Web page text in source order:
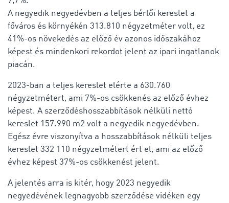
A negyedik negyedévben a teljes bérlői kereslet a
főváros és környékén 313.810 négyzetméter volt, ez
41%-os növekedés az előző év azonos időszakához
képest és mindenkori rekordot jelent az ipari ingatlanok
piacán.
2023-ban a teljes kereslet elérte a 630.760
négyzetmétert, ami 7%-os csökkenés az előző évhez
képest. A szerződéshosszabbítások nélküli nettó
kereslet 157.990 m2 volt a negyedik negyedévben.
Egész évre viszonyítva a hosszabbítások nélküli teljes
kereslet 332 110 négyzetmétert ért el, ami az előző
évhez képest 37%-os csökkenést jelent.
A jelentés arra is kitér, hogy 2023 negyedik
negyedévének legnagyobb szerződése vidéken egy